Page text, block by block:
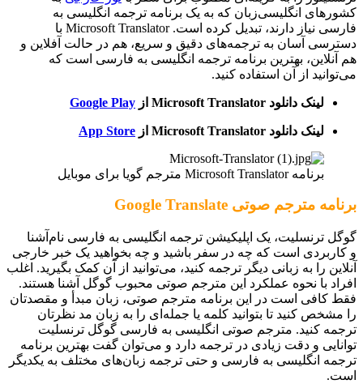
کشورهای انگلیسی‌زبان که به یک برنامه ترجمه انگلیسی به
فارسی نیاز دارند، تبدیل کرده است. Microsoft Translator با
دسترسی آسان به ترجمه‌های دقیق و سریع، هم در حالت آفلاین و
هم آنلاین، بهترین برنامه ترجمه انگلیسی به فارسی است که
می‌توانید از آن استفاده کنید.
لینک دانلود Microsoft Translator از Google Play
لینک دانلود Microsoft Translator از App Store
برنامه Microsoft Translator مترجم گویا برای موبایل
برنامه مترجم صوتی Google Translate
گوگل ترنسلیت، یک اپلیکیشن ترجمه انگلیسی به فارسی نام‌آشنا
و کاربردی‌ است که چه در سفر باشید و چه بخواهید یک خبر خارجی
آنلاین را به زبانی دیگر ترجمه کنید، می‌توانید از آن کمک بگیرید. اغلب
افراد با نحوه عملکرد این مترجم صوتی محبوب گوگل آشنا هستند.
فقط کافی است در این برنامه مترجم صوتی، زبان مبدأ و مقصدتان
را مشخص کنید تا بتوانید کلمه یا جمله‌ای را به زبان مد نظرتان
ترجمه کنید. مترجم صوتی انگلیسی به فارسی گوگل ترنسلیت
توانایی و دقت زیادی در ترجمه دارد و می‌توان گفت بهترین برنامه
ترجمه انگلیسی به فارسی و حتی ترجمه زبان‌های مختلف به یکدیگر
است.